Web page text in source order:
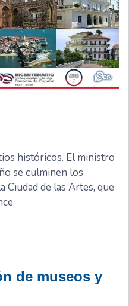
históricos. El ministro
se culminen los
Ciudad de las Artes, que
de museos y